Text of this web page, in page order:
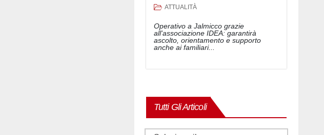
ATTUALITÀ
Operativo a Jalmicco grazie
all'associazione IDEA: garantirà
ascolto, orientamento e supporto
anche ai familiari...
Tutti Gli Articoli